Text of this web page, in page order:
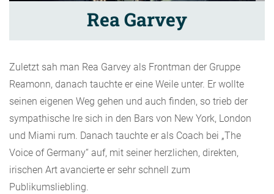
Rea Garvey
Zuletzt sah man Rea Garvey als Frontman der Gruppe
Reamonn, danach tauchte er eine Weile unter. Er wollte
seinen eigenen Weg gehen und auch finden, so trieb der
sympathische Ire sich in den Bars von New York, London
und Miami rum. Danach tauchte er als Coach bei „The
Voice of Germany“ auf, mit seiner herzlichen, direkten,
irischen Art avancierte er sehr schnell zum
Publikumsliebling.